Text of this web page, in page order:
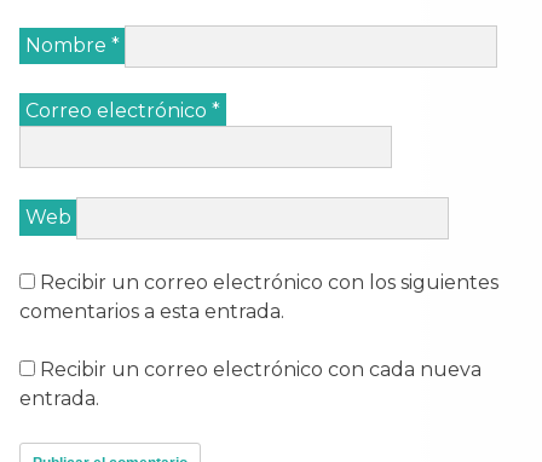
Nombre *
Correo electrónico *
Web
Recibir un correo electrónico con los siguientes
comentarios a esta entrada.
Recibir un correo electrónico con cada nueva
entrada.